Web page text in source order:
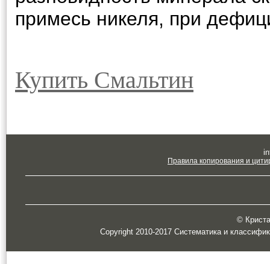
примесь никеля, при
Купить Смальтин
Правила копирования и
©
Copyright 2010-2017 Систематика и